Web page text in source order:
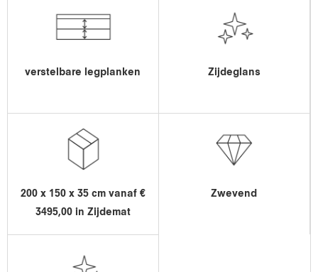
verstelbare legplanken Zijdeglans
200 x 150 x 35 cm vanaf €
3495,00 in Zijdemat
Zwevend